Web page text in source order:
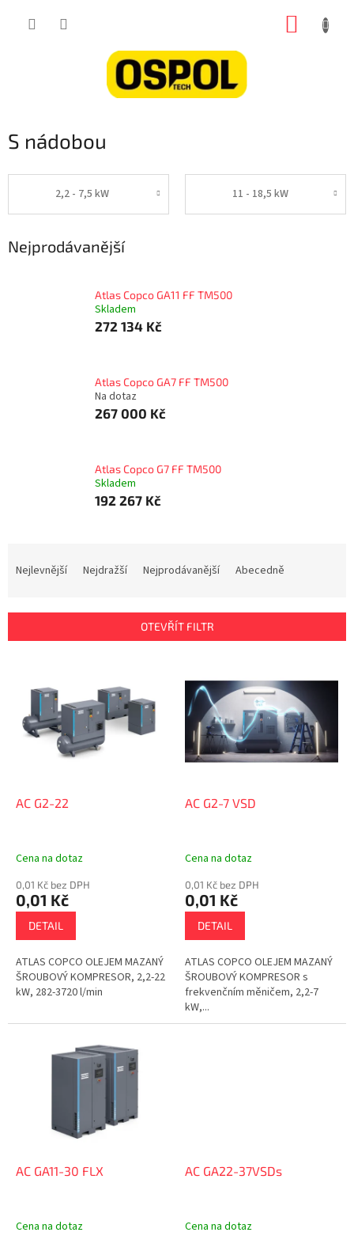
S nádobou
2,2 - 7,5 kW 11 - 18,5 kW
Nejprodávanější
Atlas Copco GA11 FF TM500
Skladem
272 134 Kč
Atlas Copco GA7 FF TM500
Na dotaz
267 000 Kč
Atlas Copco G7 FF TM500
Skladem
192 267 Kč
í
Nejlevnější Nejdražší Nejprodávanější Abecedně
OTEVŘÍT FILTR
AC G2-22
Cena na dotaz
0,01 Kč bez DPH
0,01 Kč
DETAIL
ATLAS COPCO OLEJEM MAZANÝ
ŠROUBOVÝ KOMPRESOR, 2,2-22
kW, 282-3720 l/min
AC G2-7 VSD
Cena na dotaz
0,01 Kč bez DPH
0,01 Kč
DETAIL
ATLAS COPCO OLEJEM MAZANÝ
ŠROUBOVÝ KOMPRESOR s
frekvenčním měničem, 2,2-7
kW,...
AC GA11-30 FLX
Cena na dotaz
AC GA22-37VSDs
Cena na dotaz